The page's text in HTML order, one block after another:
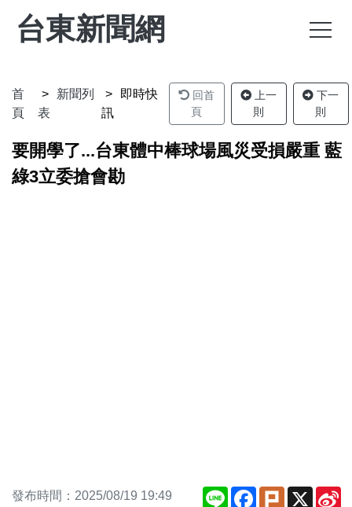
台東新聞網
首
頁
新聞列
表
即時快
訊
回首
頁
上一
則
下一
則
要開學了...台東體中棒球場風災受損嚴重 藍
綠3立委搶會勘
發布時間：2025/08/19 19:49
Line Facebook
PlurkX